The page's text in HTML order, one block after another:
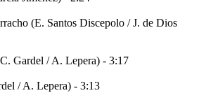
(E. Santos Discepolo / J. de Dios
Gardel / A. Lepera) - 3:17
/ A. Lepera) - 3:13